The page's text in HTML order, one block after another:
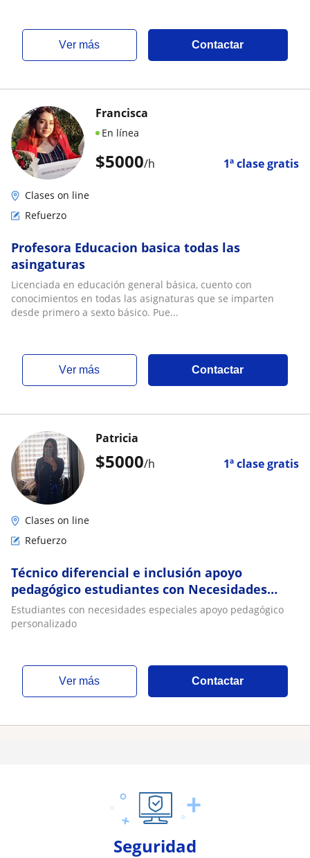
ver más Contactar
$5000/h 1ª clase gratis
Francisca
En línea
Clases on line
Refuerzo
Profesora Educacion basica todas las
asingaturas
Licenciada en educación general básica, cuento con
conocimientos en todas las asignaturas que se imparten
desde primero a sexto básico. Pue...
ver más Contactar
$5000/h 1ª clase gratis
Patricia
Clases on line
Refuerzo
Técnico diferencial e inclusión apoyo
pedagógico estudiantes con Necesidades
especiales
Estudiantes con necesidades especiales apoyo pedagógico
personalizado
ver más Contactar
Seguridad